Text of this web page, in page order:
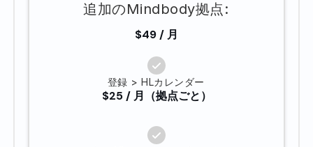
追加のMindbody拠点:
$49 / 月
登録 > HLカレンダー
$25 / 月（拠点ごと）